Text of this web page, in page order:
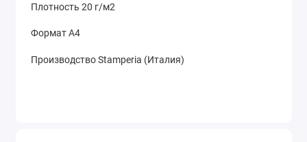
Плотность 20 г/м2
Формат А4
Производство Stamperia (Италия)